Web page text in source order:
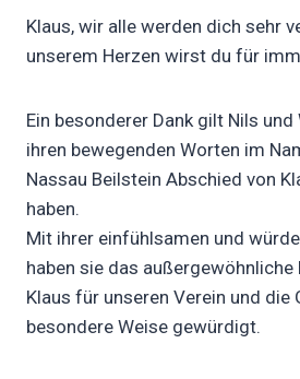
Klaus, wir alle werden dich sehr
unserem Herzen wirst du für
Ein besonderer Dank gilt Nils
ihren bewegenden Worten im
Nassau Beilstein Abschied von
haben.
Mit ihrer einfühlsamen und
haben sie das außergewöhnliche
Klaus für unseren Verein und
besondere Weise gewürdigt.